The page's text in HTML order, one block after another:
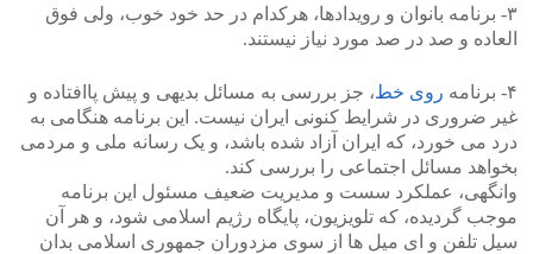
۳- برنامه بانوان و رویدادها، هرکدام در حد خود خوب، ولی فوق
العاده و صد در صد مورد نیاز نیستند.
۴- برنامه روی خط، جز بررسی به مسائل بدیهی و پیش پاافتاده و
غیر ضروری در شرایط کنونی ایران نیست. این برنامه هنگامی به
درد می خورد، که ایران آزاد شده باشد، و یک رسانه ملی و مردمی
بخواهد مسائل اجتماعی را بررسی کند.
وانگهی، عملکرد سست و مدیریت ضعیف مسئول این برنامه
موجب گردیده، که تلویزیون، پایگاه رژیم اسلامی شود، و هر آن
سیل تلفن و ای میل ها از سوی مزدوران جمهوری اسلامی بدان